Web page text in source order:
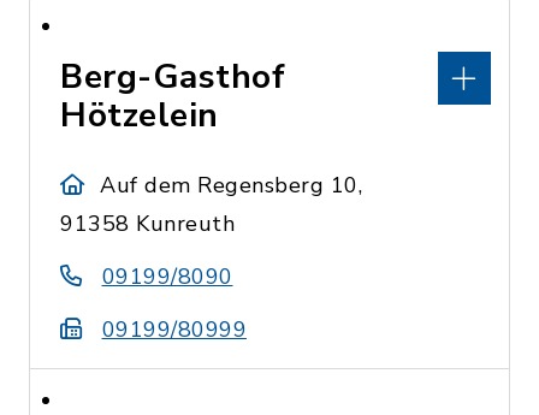
Berg-Gasthof
Hötzelein
Auf dem Regensberg 10,
91358 Kunreuth
09199/8090
09199/80999